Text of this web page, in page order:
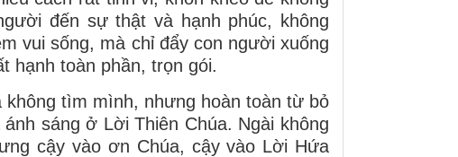
đến sự thật và hạnh phúc, không
vui sống, mà chỉ đẩy con người xuống
hạnh toàn phần, trọn gói.
tìm mình, nhưng hoàn toàn từ bỏ
sáng ở Lời Thiên Chúa. Ngài không
cậy vào ơn Chúa, cậy vào Lời Hứa